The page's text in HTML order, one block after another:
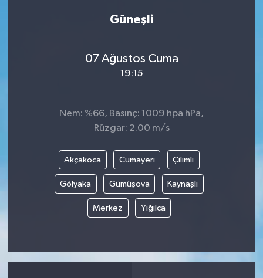
Güneşli
07 Ağustos Cuma
19:15
Nem: %66, Basınç: 1009 hpa hPa,
Rüzgar: 2.00 m/s
Akçakoca Cumayeri Çilimli
Gölyaka Gümüşova Kaynaşlı
Merkez Yığılca
Politika
Siyaset